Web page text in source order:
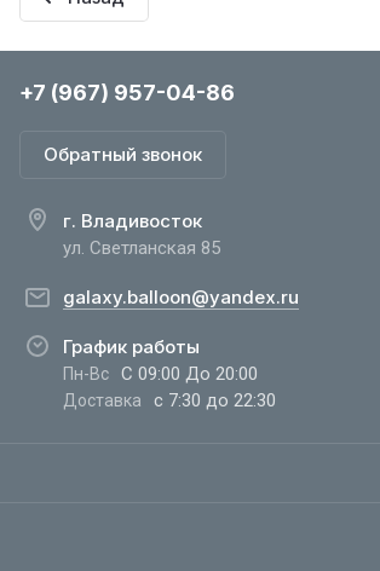
+7 (967) 957-04-86
Обратный звонок
г. Владивосток
ул. Светланская 85
galaxy.balloon@yandex.ru
График работы
Пн-Вс С 09:00 До 20:00
Доставка с 7:30 до 22:30